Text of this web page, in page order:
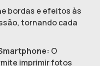
bordas e efeitos às
tornando cada
O
imprimir fotos